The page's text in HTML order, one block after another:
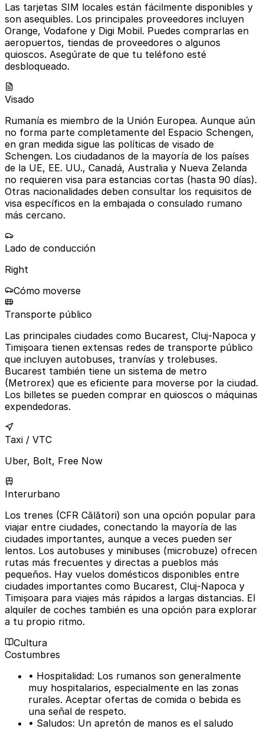
Las tarjetas SIM locales están fácilmente disponibles y
son asequibles. Los principales proveedores incluyen
Orange, Vodafone y Digi Mobil. Puedes comprarlas en
aeropuertos, tiendas de proveedores o algunos
quioscos. Asegúrate de que tu teléfono esté
desbloqueado.
Visado
Rumanía es miembro de la Unión Europea. Aunque aún
no forma parte completamente del Espacio Schengen,
en gran medida sigue las políticas de visado de
Schengen. Los ciudadanos de la mayoría de los países
de la UE, EE. UU., Canadá, Australia y Nueva Zelanda
no requieren visa para estancias cortas (hasta 90 días).
Otras nacionalidades deben consultar los requisitos de
visa específicos en la embajada o consulado rumano
más cercano.
Lado de conducción
Right
Cómo moverse
Transporte público
Las principales ciudades como Bucarest, Cluj-Napoca y
Timișoara tienen extensas redes de transporte público
que incluyen autobuses, tranvías y trolebuses.
Bucarest también tiene un sistema de metro
(Metrorex) que es eficiente para moverse por la ciudad.
Los billetes se pueden comprar en quioscos o máquinas
expendedoras.
Taxi / VTC
Uber, Bolt, Free Now
Interurbano
Los trenes (CFR Călători) son una opción popular para
viajar entre ciudades, conectando la mayoría de las
ciudades importantes, aunque a veces pueden ser
lentos. Los autobuses y minibuses (microbuze) ofrecen
rutas más frecuentes y directas a pueblos más
pequeños. Hay vuelos domésticos disponibles entre
ciudades importantes como Bucarest, Cluj-Napoca y
Timișoara para viajes más rápidos a largas distancias. El
alquiler de coches también es una opción para explorar
a tu propio ritmo.
Cultura
Costumbres
• Hospitalidad: Los rumanos son generalmente
muy hospitalarios, especialmente en las zonas
rurales. Aceptar ofertas de comida o bebida es
una señal de respeto.
• Saludos: Un apretón de manos es el saludo